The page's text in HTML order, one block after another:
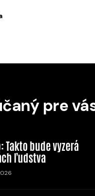
pre
Takto bude vyzerá
ľudstva